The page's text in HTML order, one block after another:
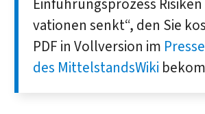
Ein­führungs­prozess
vationen senkt“, den Sie
PDF in Vollversion im
des Mittel­stands­Wiki